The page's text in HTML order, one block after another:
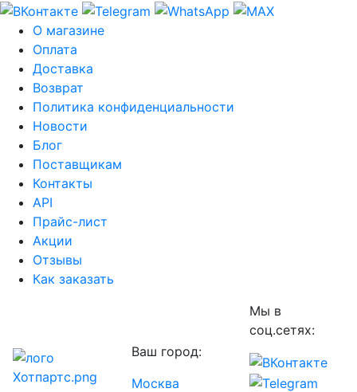
О магазине
Оплата
Доставка
Возврат
Политика конфиденциальности
Новости
Блог
Поставщикам
Контакты
API
Прайс-лист
Акции
Отзывы
Как заказать
Ваш город:
Москва
Мы в
соц.сетях: